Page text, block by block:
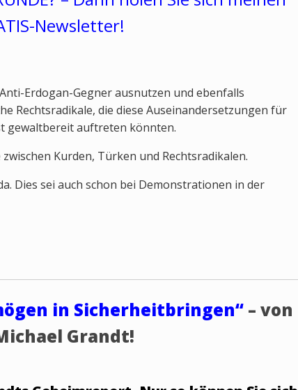
Newsletter!
Erdogan-Gegner ausnutzen und ebenfalls
Rechtsradikale, die diese Auseinandersetzungen für
gewaltbereit auftreten könnten.
Kurden, Türken und Rechtsradikalen.
Dies sei auch schon bei Demonstrationen in der
in Sicherheitbringen“ – von
Grandt!